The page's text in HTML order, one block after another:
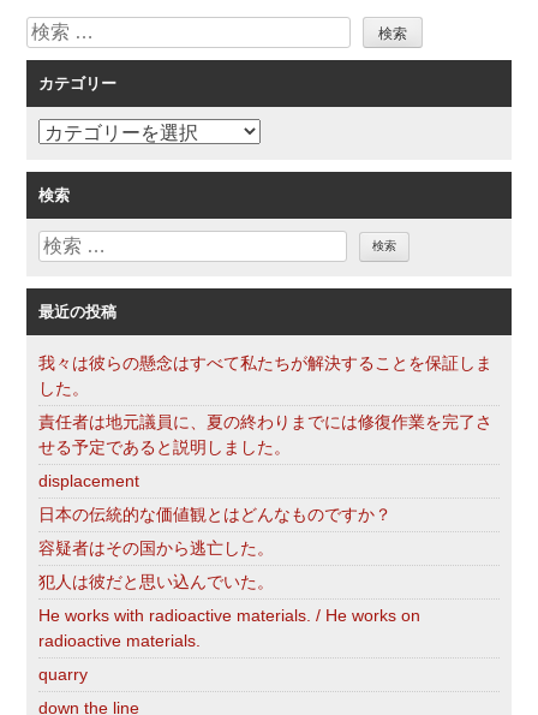
シ
ョ
ン
検
索
カテゴリー
カ
ゴ
リ
ー
検索
検
最近の投稿
我々は彼らの懸念はすべて私たちが解決することを保証しま
した。
責任者は地元議員に、夏の終わりまでには修復作業を完了さ
せる予定であると説明しました。
displacement
日本の伝統的な価値観とはどんなものですか？
容疑者はその国から逃亡した。
犯人は彼だと思い込んでいた。
He works with radioactive materials. / He works on
radioactive materials.
quarry
down the line